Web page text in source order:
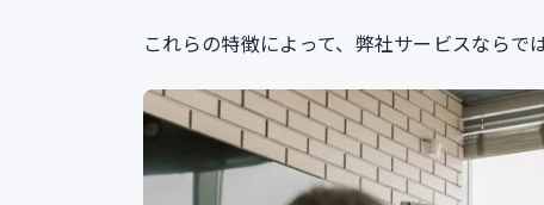
これらの特徴によって、弊社サービスならで